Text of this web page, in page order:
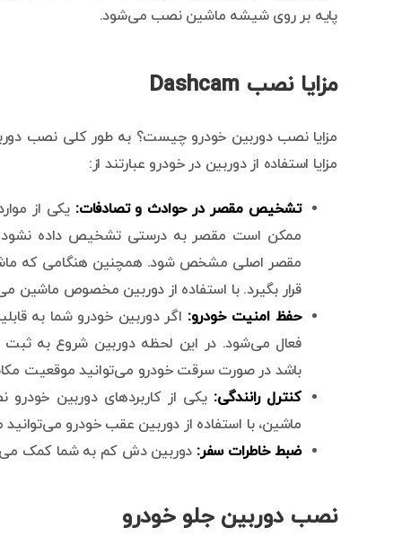
پایه بر روی شیشه ماشین نصب می‌شود.
مزایا نصب Dashcam
مزایا استفاده از دوربین در خودرو عبارتند از:
تشخیص مقصر در حوادث و تصادفات: یکی از
ممکن است مقصر به درستی تشخیص داده نشود. با
مقصر اصلی مشخص شود. همچنین هنگامی که
قرار بگیرد. با استفاده از دوربین مخصوص ماشین
حفظ امنیت خودرو: اگر دوربین خودرو شما به
باشد در صورت سرقت خودرو می‌توانید موقعیت
کنترل رانندگی: یکی از کاربردهای دوربین
ماشین، با استفاده از دوربین عقب خودرو
ضبط خاطرات سفر: دوربین دش کم به شما کمک
نصب دوربین جلو خودرو